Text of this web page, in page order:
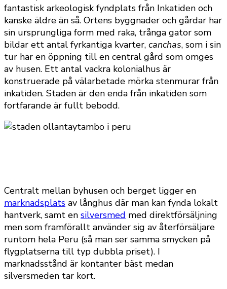
fantastisk arkeologisk fyndplats från Inkatiden och
kanske äldre än så. Ortens byggnader och gårdar har
sin ursprungliga form med raka, trånga gator som
bildar ett antal fyrkantiga kvarter, canchas, som i sin
tur har en öppning till en central gård som omges
av husen. Ett antal vackra kolonialhus är
konstruerade på välarbetade mörka stenmurar från
inkatiden. Staden är den enda från inkatiden som
fortfarande är fullt bebodd.
Centralt mellan byhusen och berget ligger en
marknadsplats av långhus där man kan fynda lokalt
hantverk, samt en silversmed med direktförsäljning
men som framförallt använder sig av återförsäljare
runtom hela Peru (så man ser samma smycken på
flygplatserna till typ dubbla priset). I
marknadsstånd är kontanter bäst medan
silversmeden tar kort.